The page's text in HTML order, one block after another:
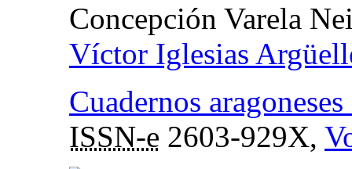
Concepción Varela
Víctor Iglesias
Cuadernos
ISSN-e 2603-929X,